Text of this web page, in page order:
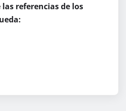
referencias de los